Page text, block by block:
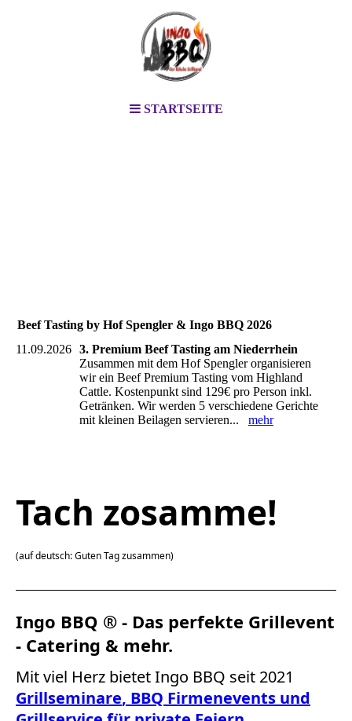
STARTSEITE
Beef Tasting by Hof Spengler & Ingo BBQ 2026
11.09.2026 3. Premium Beef Tasting am Niederrhein
Zusammen mit dem Hof Spengler organisieren
wir ein Beef Premium Tasting vom Highland
Cattle. Kostenpunkt sind 129€ pro Person inkl.
Getränken. Wir werden 5 verschiedene Gerichte
mit kleinen Beilagen servieren... mehr
Tach zosamme!
(auf deutsch: Guten Tag zusammen)
Ingo BBQ ® - Das perfekte Grillevent
- Catering & mehr.
Mit viel Herz bietet Ingo BBQ seit 2021
Grillseminare, BBQ Firmenevents und